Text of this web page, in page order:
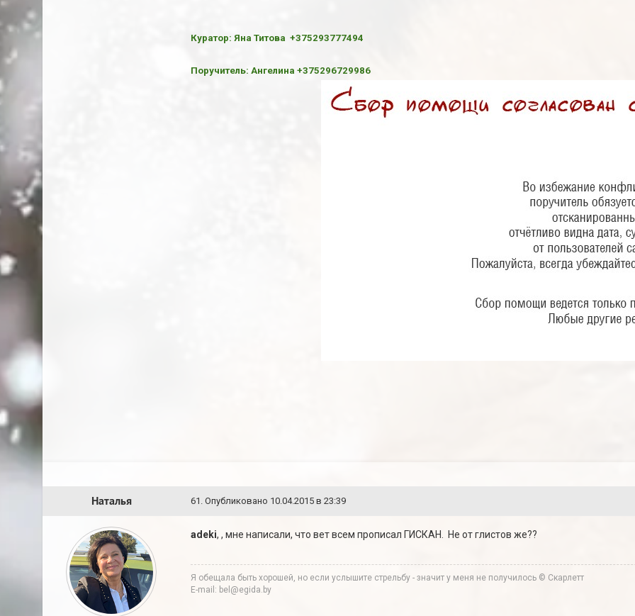
Куратор: Яна Титова +375293777494
Поручитель: Ангелина +375296729986
Наталья 61 . Опубликовано 10.04.2015 в 23:39
adeki, , мне написали, что вет всем прописал ГИСКАН. Не от глистов же??
Я обещала быть хорошей, но если услышите стрельбу - значит у меня не получилось © Скарлетт
E-mail: bel@egida.by